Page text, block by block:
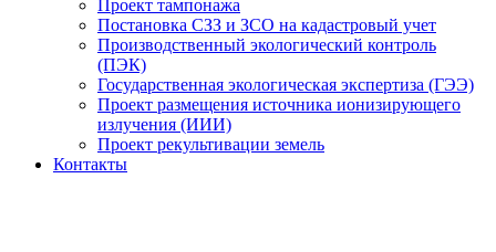
Проект тампонажа
Постановка СЗЗ и ЗСО на кадастровый учет
Производственный экологический контроль
(ПЭК)
Государственная экологическая экспертиза (ГЭЭ)
Проект размещения источника ионизирующего
излучения (ИИИ)
Проект рекультивации земель
Контакты